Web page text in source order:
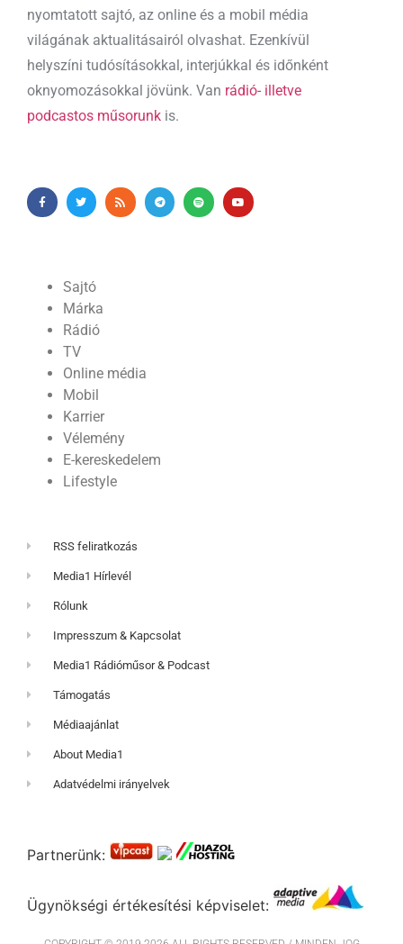
nyomtatott sajtó, az online és a mobil média
világának aktualitásairól olvashat. Ezenkívül
helyszíni tudósításokkal, interjúkkal és időnként
oknyomozásokkal jövünk. Van rádió- illetve
podcastos műsorunk is.
Sajtó
Márka
Rádió
TV
Online média
Mobil
Karrier
Vélemény
E-kereskedelem
Lifestyle
RSS feliratkozás
Media1 Hírlevél
Rólunk
Impresszum & Kapcsolat
Media1 Rádióműsor & Podcast
Támogatás
Médiaajánlat
About Media1
Adatvédelmi irányelvek
Partnerünk:
Ügynökségi értékesítési képviselet: